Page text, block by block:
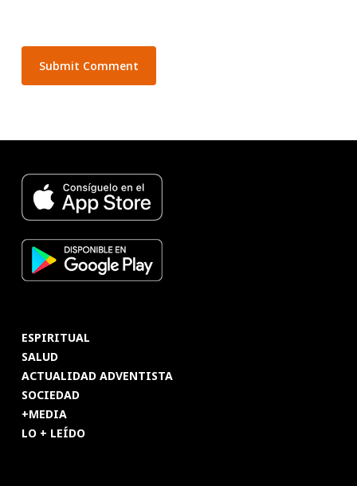
ESPIRITUAL
SALUD
ACTUALIDAD ADVENTISTA
SOCIEDAD
+MEDIA
LO + LEÍDO